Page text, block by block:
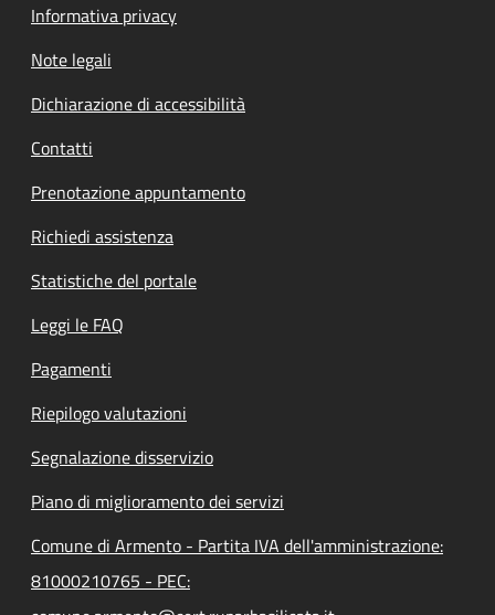
Informativa privacy
Note legali
Dichiarazione di accessibilità
Contatti
Prenotazione appuntamento
Richiedi assistenza
Statistiche del portale
Leggi le FAQ
Pagamenti
Riepilogo valutazioni
Segnalazione disservizio
Piano di miglioramento dei servizi
Comune di Armento - Partita IVA dell'amministrazione:
81000210765 - PEC: